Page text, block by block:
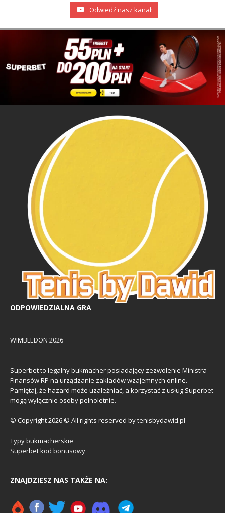
Odwiedź nasz kanał
ODPOWIEDZIALNA GRA
WIMBLEDON 2026
Superbet to legalny bukmacher posiadający zezwolenie Ministra
Finansów RP na urządzanie zakładów wzajemnych online.
Pamiętaj, że hazard może uzależniać, a korzystać z usług Superbet
mogą wyłącznie osoby pełnoletnie.
© Copyright 2026 © All rights reserved by tenisbydawid.pl
Typy bukmacherskie
Superbet kod bonusowy
ZNAJDZIESZ NAS TAKŻE NA: